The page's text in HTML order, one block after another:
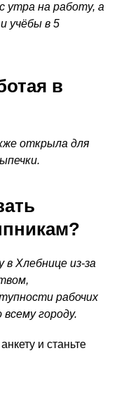
утра на работу, а
учёбы в 5
в
открыла для
Хлебнице из-за
рабочих
городу.
анкету и станьте